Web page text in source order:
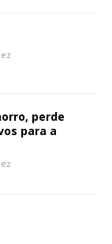
perde
para a